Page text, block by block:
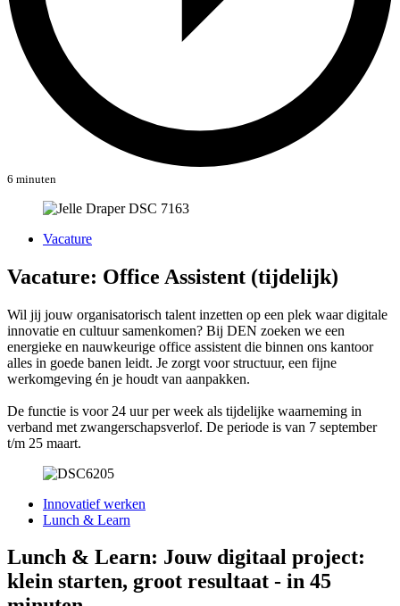
6 minuten
Vacature
Vacature: Office Assistent (tijdelijk)
Wil jij jouw organisatorisch talent inzetten op een plek waar digitale
innovatie en cultuur samenkomen? Bij DEN zoeken we een
energieke en nauwkeurige office assistent die binnen ons kantoor
alles in goede banen leidt. Je zorgt voor structuur, een fijne
werkomgeving én je houdt van aanpakken.
De functie is voor 24 uur per week als tijdelijke waarneming in
verband met zwangerschapsverlof. De periode is van 7 september
t/m 25 maart.
Innovatief werken
Lunch & Learn
Lunch & Learn: Jouw digitaal project:
klein starten, groot resultaat - in 45